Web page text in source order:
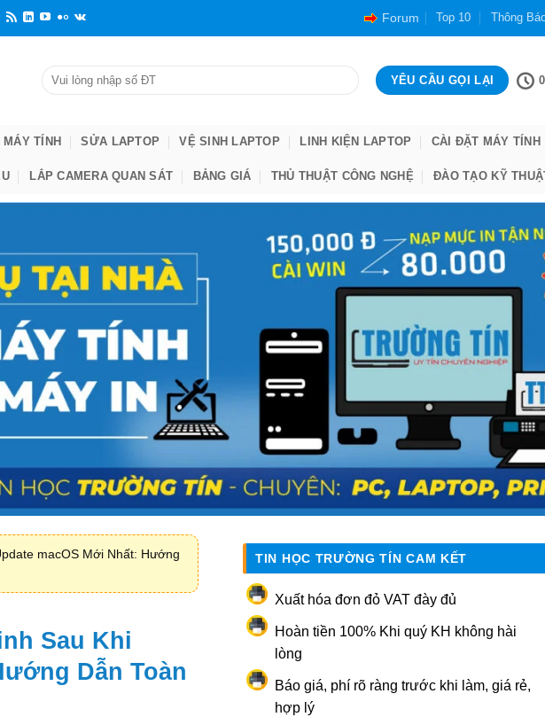
Forum Top 10 Thông
TÍNH SỬA LAPTOP VỆ SINH LAPTOP LINH KIỆN LAPTOP CÀI ĐẶT MÁY TÍNH
LẮP CAMERA QUAN SÁT BẢNG GIÁ THỦ THUẬT CÔNG NGHỆ ĐÀO TẠO KỸ
macOS Mới Nhất: Hướng
Sau Khi
Dẫn Toàn
TIN HỌC TRƯỜNG TÍN CAM KẾT
Xuất hóa đơn đỏ VAT đày đủ
Hoàn tiền 100% Khi quý KH không hài
lòng
Báo giá, phí rõ ràng trước khi làm, giá rẻ,
hợp lý